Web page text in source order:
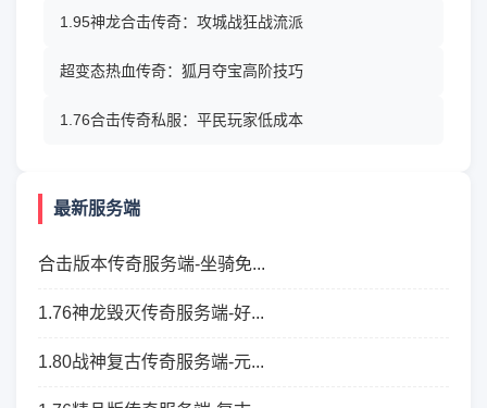
1.95神龙合击传奇：攻城战狂战流派
超变态热血传奇：狐月夺宝高阶技巧
1.76合击传奇私服：平民玩家低成本
最新服务端
合击版本传奇服务端-坐骑免...
1.76神龙毁灭传奇服务端-好...
1.80战神复古传奇服务端-元...